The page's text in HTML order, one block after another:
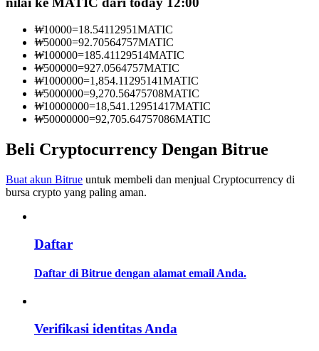
Analisis data besar termasuk info perdagangan, dll.
Panduan Pemula Berjangka
₩10000=18.54112951MATIC
₩50000=92.70564757MATIC
₩100000=185.41129514MATIC
₩500000=927.0564757MATIC
₩1000000=1,854.11295141MATIC
₩5000000=9,270.56475708MATIC
₩10000000=18,541.12951417MATIC
₩50000000=92,705.64757086MATIC
Beli Cryptocurrency Dengan Bitrue
Buat akun Bitrue untuk membeli dan menjual Cryptocurrency di
bursa crypto yang paling aman.
Daftar
Daftar di Bitrue dengan alamat email Anda.
Verifikasi identitas Anda